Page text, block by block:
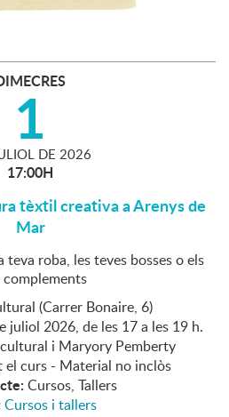
1DE 2026
17:00H
tèxtil creativa a Arenys de
Mar
roba, les teves bosses o els
(Carrer Bonaire, 6)
juliol 2026, de les 17 a les 19 h.
i Maryory Pemberty
el curs - Material no inclòs
Cursos, Tallers
Cursos i tallers